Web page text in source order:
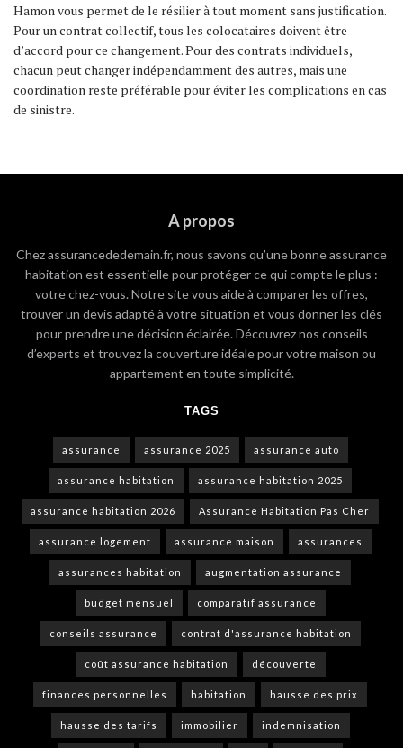
Hamon vous permet de le résilier à tout moment sans justification.
Pour un contrat collectif, tous les colocataires doivent être
d’accord pour ce changement. Pour des contrats individuels,
chacun peut changer indépendamment des autres, mais une
coordination reste préférable pour éviter les complications en cas
de sinistre.
A propos
Chez assurancededemain.fr, nous savons qu’une bonne assurance
habitation est essentielle pour protéger ce qui compte le plus :
votre chez-vous. Notre site vous aide à comparer les offres,
trouver un devis adapté à votre situation et vous donner les clés
pour prendre une décision éclairée. Découvrez nos conseils
d’experts et trouvez la couverture idéale pour votre maison ou
appartement en toute simplicité.
TAGS
assurance assurance 2025 assurance auto
assurance habitation assurance habitation 2025
assurance habitation 2026 Assurance Habitation Pas Cher
assurance logement assurance maison assurances
assurances habitation augmentation assurance
budget mensuel comparatif assurance
conseils assurance contrat d'assurance habitation
coût assurance habitation découverte
finances personnelles habitation hausse des prix
hausse des tarifs immobilier indemnisation